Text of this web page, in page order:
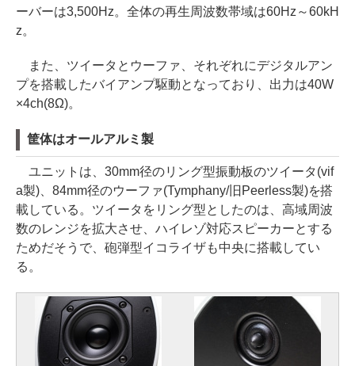
ーバーは3,500Hz。全体の再生周波数帯域は60Hz～60kH
z。
また、ツイータとウーファ、それぞれにデジタルアン
プを搭載したバイアンプ駆動となっており、出力は40W
×4ch(8Ω)。
筐体はオールアルミ製
ユニットは、30mm径のリング型振動板のツイータ(vif
a製)、84mm径のウーファ(Tymphany/旧Peerless製)を搭
載している。ツイータをリング型としたのは、高域周波
数のレンジを拡大させ、ハイレゾ対応スピーカーとする
ためだそうで、砲弾型イコライザも中央に搭載してい
る。